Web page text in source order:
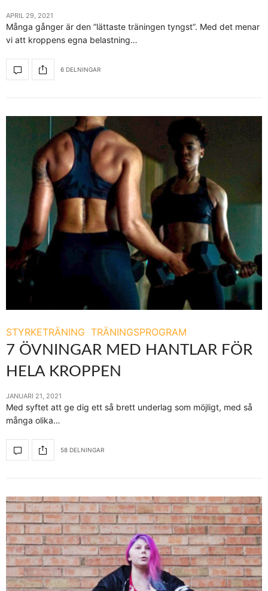
APRIL 29, 2021
Många gånger är den ”lättaste träningen tyngst”. Med det menar
vi att kroppens egna belastning…
6 DELNINGAR
STYRKETRÄNING TRÄNINGSPROGRAM
7 ÖVNINGAR MED HANTLAR FÖR
HELA KROPPEN
JANUARI 21, 2021
Med syftet att ge dig ett så brett underlag som möjligt, med så
många olika…
58 DELNINGAR